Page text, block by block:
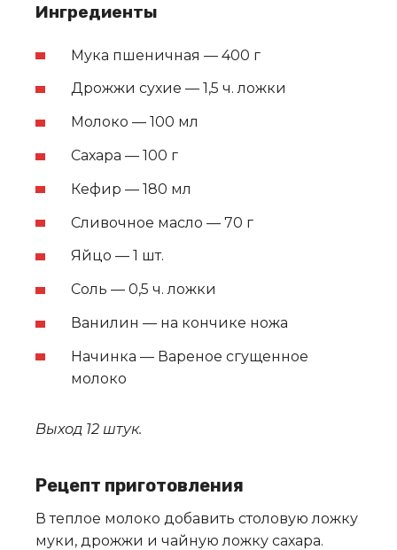
Ингредиенты
Мука пшеничная — 400 г
Дрожжи сухие — 1,5 ч. ложки
Молоко — 100 мл
Сахара — 100 г
Кефир — 180 мл
Сливочное масло — 70 г
Яйцо — 1 шт.
Соль — 0,5 ч. ложки
Ванилин — на кончике ножа
Начинка — Вареное сгущенное
молоко
Выход 12 штук.
Рецепт приготовления
В теплое молоко добавить столовую ложку
муки, дрожжи и чайную ложку сахара.